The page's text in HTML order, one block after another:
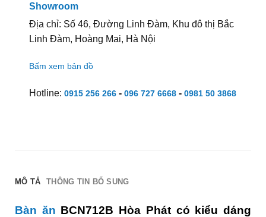
Showroom
Địa chỉ: Số 46, Đường Linh Đàm, Khu đô thị Bắc
Linh Đàm, Hoàng Mai, Hà Nội
Bấm xem bản đồ
Hotline: 0915 256 266- 096 727 6668- 0981 50 3868
MÔ TẢ THÔNG TIN BỔ SUNG
Bàn ăn BCN712B Hòa Phát có kiểu dáng